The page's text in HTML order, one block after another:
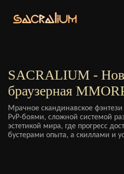
SACRALIUM -
браузерная
Мрачное скандинавское
PvP-боями, сложной системой
эстетикой мира, где прогресс
бустерами опыта, а скиллами и